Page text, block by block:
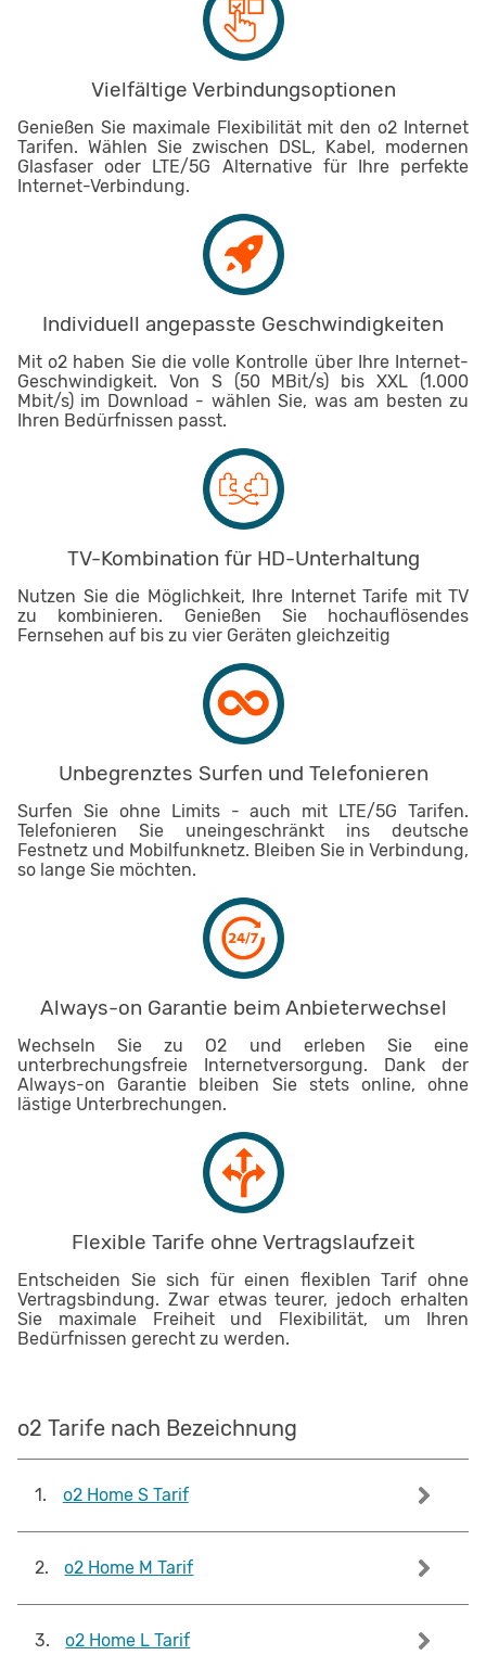
Vielfältige Verbindungsoptionen
Genießen Sie maximale Flexibilität mit den o2 Internet
Tarifen. Wählen Sie zwischen DSL, Kabel, modernen
Glasfaser oder LTE/5G Alternative für Ihre perfekte
Internet-Verbindung.
Individuell angepasste Geschwindigkeiten
Mit o2 haben Sie die volle Kontrolle über Ihre Internet-
Geschwindigkeit. Von S (50 MBit/s) bis XXL (1.000
Mbit/s) im Download - wählen Sie, was am besten zu
Ihren Bedürfnissen passt.
TV-Kombination für HD-Unterhaltung
Nutzen Sie die Möglichkeit, Ihre Internet Tarife mit TV
zu kombinieren. Genießen Sie hochauflösendes
Fernsehen auf bis zu vier Geräten gleichzeitig
Unbegrenztes Surfen und Telefonieren
Surfen Sie ohne Limits - auch mit LTE/5G Tarifen.
Telefonieren Sie uneingeschränkt ins deutsche
Festnetz und Mobilfunknetz. Bleiben Sie in Verbindung,
so lange Sie möchten.
Always-on Garantie beim Anbieterwechsel
Wechseln Sie zu O2 und erleben Sie eine
unterbrechungsfreie Internetversorgung. Dank der
Always-on Garantie bleiben Sie stets online, ohne
lästige Unterbrechungen.
Flexible Tarife ohne Vertragslaufzeit
Entscheiden Sie sich für einen flexiblen Tarif ohne
Vertragsbindung. Zwar etwas teurer, jedoch erhalten
Sie maximale Freiheit und Flexibilität, um Ihren
Bedürfnissen gerecht zu werden.
o2 Tarife nach Bezeichnung
1 . o2 Home S Tarif
2. o2 Home M Tarif
3. o2 Home L Tarif